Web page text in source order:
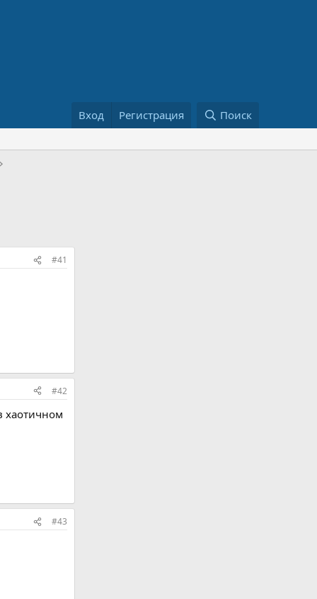
Вход Регистрация Поиск
#41
#42
хаотичном
#43